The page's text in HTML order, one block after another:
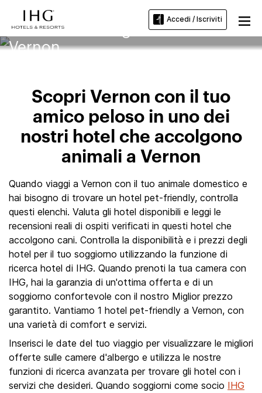
Accedi / Iscriviti
Hotel che accolgono animali a
Vernon
Scopri Vernon con il tuo
amico peloso in uno dei
nostri hotel che accolgono
animali a Vernon
Quando viaggi a Vernon con il tuo animale domestico e
hai bisogno di trovare un hotel pet-friendly, controlla
questi elenchi. Valuta gli hotel disponibili e leggi le
recensioni reali di ospiti verificati in questi hotel che
accolgono cani. Controlla la disponibilità e i prezzi degli
hotel per il tuo soggiorno utilizzando la funzione di
ricerca hotel di IHG. Quando prenoti la tua camera con
IHG, hai la garanzia di un'ottima offerta e di un
soggiorno confortevole con il nostro Miglior prezzo
garantito. Vantiamo 1 hotel pet-friendly a Vernon, con
una varietà di comfort e servizi.
Inserisci le date del tuo viaggio per visualizzare le migliori
offerte sulle camere d'albergo e utilizza le nostre
funzioni di ricerca avanzata per trovare gli hotel con i
servizi che desideri. Quando soggiorni come socio IHG